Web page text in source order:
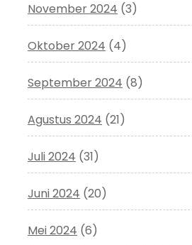
November 2024 (3)
Oktober 2024 (4)
September 2024 (8)
Agustus 2024 (21)
Juli 2024 (31)
Juni 2024 (20)
Mei 2024 (6)